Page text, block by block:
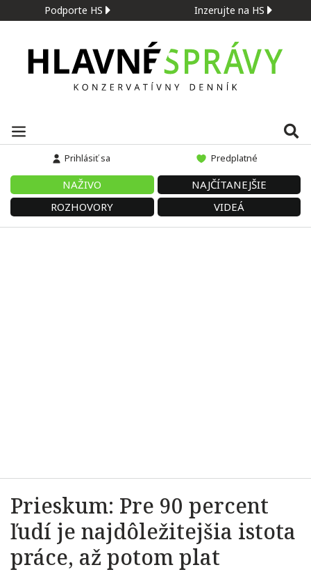
Podporte HS Inzerujte na HS
Prihlásiť sa Predplatné
NAŽIVO
NAJČÍTANEJŠIE
ROZHOVORY
VIDEÁ
Prieskum: Pre 90 percent
ľudí je najdôležitejšia istota
práce, až potom plat